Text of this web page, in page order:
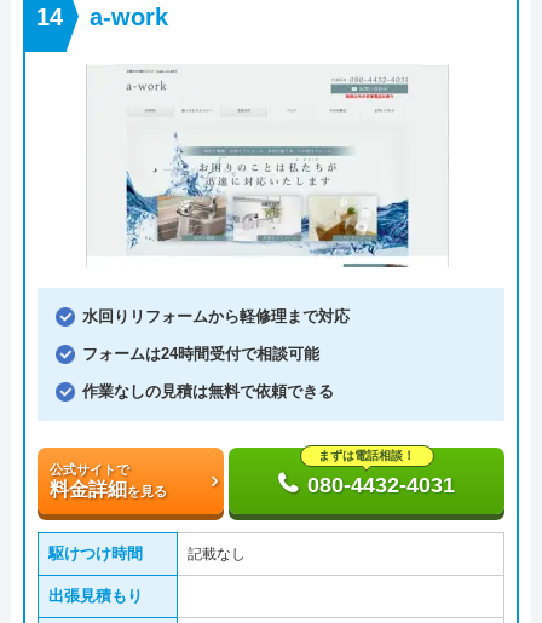
a-work
水回りリフォームから軽修理まで対応
フォームは24時間受付で相談可能
作業なしの見積は無料で依頼できる
公式サイトで
料金詳細を見る
まずは電話相談！
080-4432-4031
駆けつけ時間 記載なし
出張見積もり